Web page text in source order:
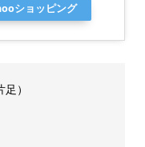
ショッピング
）